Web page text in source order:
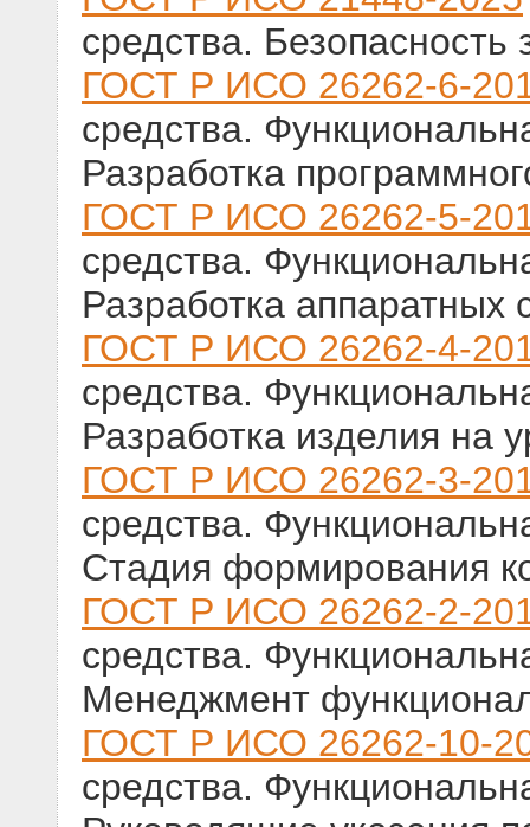
средства.
ГОСТ Р ИСО 26262-6-
средства.
Разработка
ГОСТ Р ИСО 26262-5-
средства.
Разработка аппаратных
ГОСТ Р ИСО 26262-4-
средства.
Разработка изделия на
ГОСТ Р ИСО 26262-3-
средства.
Стадия формирования
ГОСТ Р ИСО 26262-2-
средства.
Менеджмент
ГОСТ Р ИСО 26262-10-
средства.